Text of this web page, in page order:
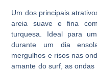
Um dos principais
areia suave e fina
turquesa. Ideal para
durante um dia
mergulhos e risos nas
amante do surf, as